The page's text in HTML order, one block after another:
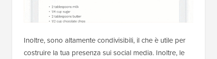
Inoltre, sono altamente condivisibili, il che è utile per
costruire la tua presenza sui social media. Inoltre, le